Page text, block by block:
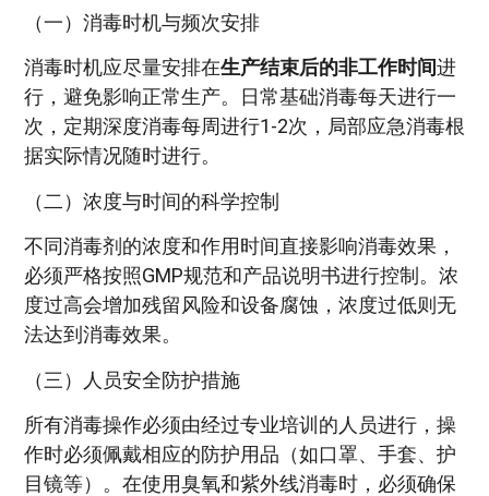
（一）消毒时机与频次安排
消毒时机应尽量安排在生产结束后的非工作时间进
行，避免影响正常生产。日常基础消毒每天进行一
次，定期深度消毒每周进行1-2次，局部应急消毒根
据实际情况随时进行。
（二）浓度与时间的科学控制
不同消毒剂的浓度和作用时间直接影响消毒效果，
必须严格按照GMP规范和产品说明书进行控制。浓
度过高会增加残留风险和设备腐蚀，浓度过低则无
法达到消毒效果。
（三）人员安全防护措施
所有消毒操作必须由经过专业培训的人员进行，操
作时必须佩戴相应的防护用品（如口罩、手套、护
目镜等）。在使用臭氧和紫外线消毒时，必须确保